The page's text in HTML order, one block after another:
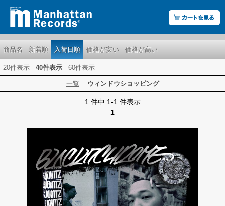
商品名 新着順 入荷日順 価格が安い 価格が高い
20件表示 40件表示 60件表示
一覧 ウィンドウショッピング
1 件中 1-1 件表示
1